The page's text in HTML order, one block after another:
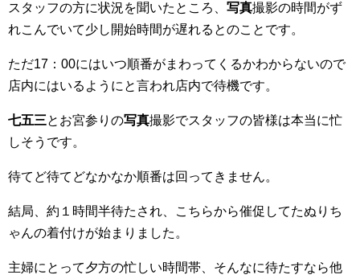
スタッフの方に状況を聞いたところ、 写真撮影の時間がず
れこんでいて少し開始時間が遅れるとのことです。
ただ17：00にはいつ順番がまわってくるかわからないので
店内にはいるようにと言われ店内で待機です。
七五三とお宮参りの写真撮影でスタッフの皆様は本当に忙
しそうです。
待てど待てどなかなか順番は回ってきません。
結局、約１時間半待たされ、こちらから催促してたぬりち
ゃんの着付けが始まりました。
主婦にとって夕方の忙しい時間帯、そんなに待たすなら他